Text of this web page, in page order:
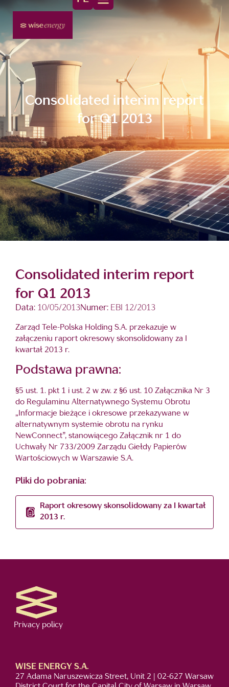
Consolidated interim report
for Q1 2013
Consolidated interim report
for Q1 2013
Data: 10/05/2013Numer: EBI 12/2013
Zarząd Tele-Polska Holding S.A. przekazuje w
załączeniu raport okresowy skonsolidowany za I
kwartał 2013 r.
Podstawa prawna:
§5 ust. 1. pkt 1 i ust. 2 w zw. z §6 ust. 10 Załącznika Nr 3
do Regulaminu Alternatywnego Systemu Obrotu
„Informacje bieżące i okresowe przekazywane w
alternatywnym systemie obrotu na rynku
NewConnect”, stanowiącego Załącznik nr 1 do
Uchwały Nr 733/2009 Zarządu Giełdy Papierów
Wartościowych w Warszawie S.A.
Pliki do pobrania:
Raport okresowy skonsolidowany za I kwartał
2013 r.
Privacy policy
WISE ENERGY S.A.
27 Adama Naruszewicza Street, Unit 2 | 02-627 Warsaw